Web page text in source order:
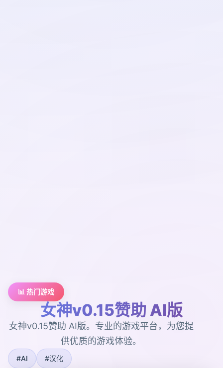
📊 热门游戏
女神v0.15赞助 AI版
女神v0.15赞助 AI版。专业的游戏平台，为您提
供优质的游戏体验。
#AI #汉化